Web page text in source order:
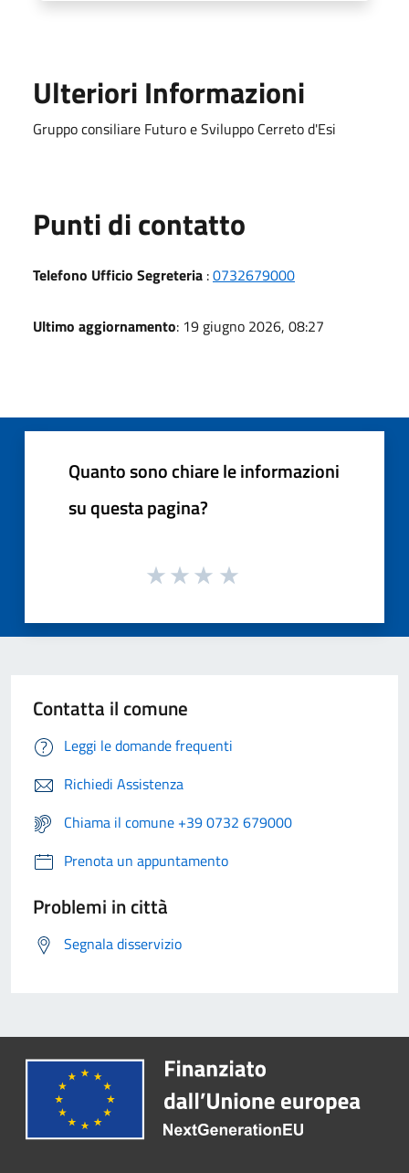
Ulteriori Informazioni
Gruppo consiliare Futuro e Sviluppo Cerreto d'Esi
Punti di contatto
Telefono Ufficio Segreteria :0732679000
Ultimo aggiornamento: 19 giugno 2026, 08:27
Quanto sono chiare le informazioni
su questa pagina?
Contatta il comune
Leggi le domande frequenti
Richiedi Assistenza
Chiama il comune +39 0732 679000
Prenota un appuntamento
Problemi in città
Segnala disservizio